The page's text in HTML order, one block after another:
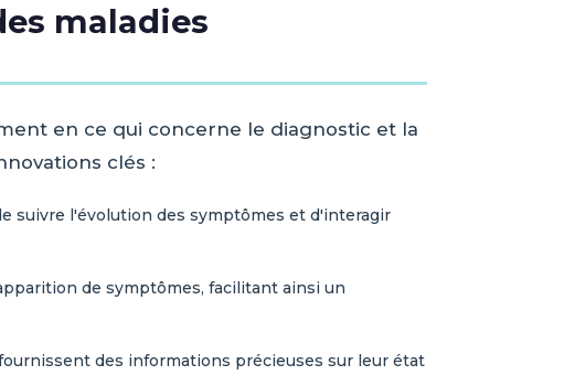
maladies
en ce qui concerne le diagnostic et la
clés :
suivre l'évolution des symptômes et d'interagir
de symptômes, facilitant ainsi un
des informations précieuses sur leur état